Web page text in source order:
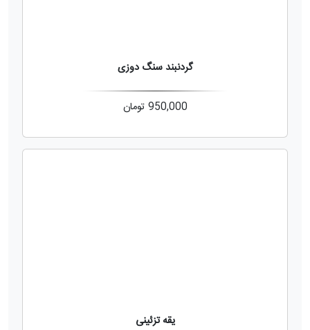
گردنبند سنگ دوزی
950,000 تومان
یقه تزئینی